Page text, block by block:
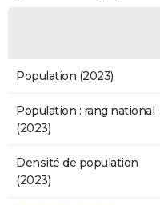
Population (2023)
Population : rang national
(2023)
Densité de population
(2023)